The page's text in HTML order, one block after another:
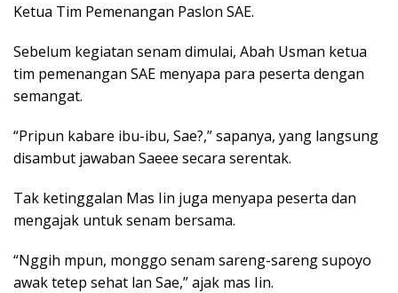
Ketua Tim Pemenangan Paslon SAE.
Sebelum kegiatan senam dimulai, Abah Usman ketua
tim pemenangan SAE menyapa para peserta dengan
semangat.
“Pripun kabare ibu-ibu, Sae?,” sapanya, yang langsung
disambut jawaban Saeee secara serentak.
Tak ketinggalan Mas Iin juga menyapa peserta dan
mengajak untuk senam bersama.
“Nggih mpun, monggo senam sareng-sareng supoyo
awak tetep sehat lan Sae,” ajak mas Iin.